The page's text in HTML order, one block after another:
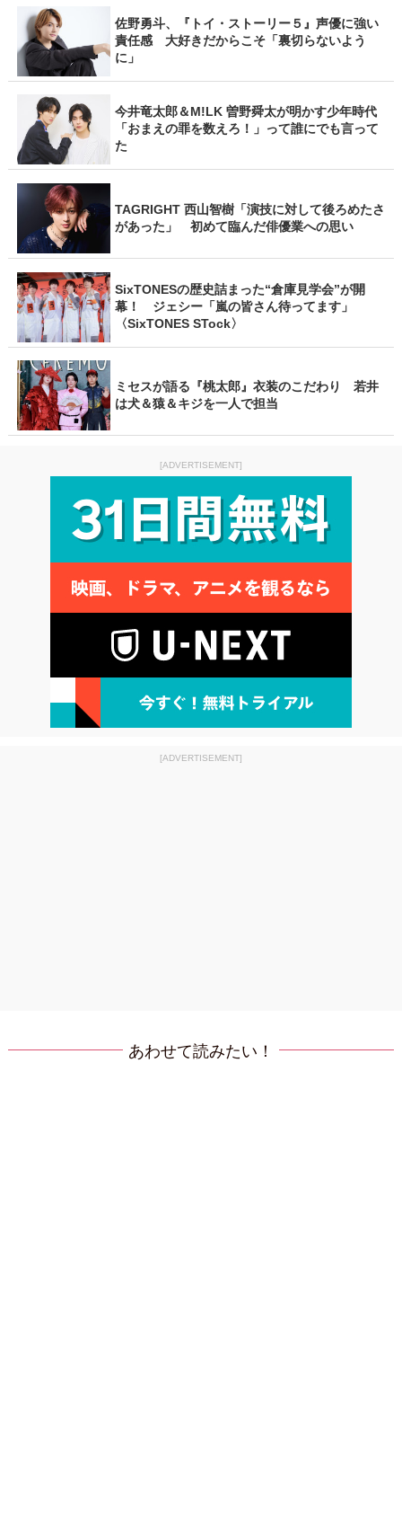
佐野勇斗、『トイ・ストーリー５』声優に強い
責任感 大好きだからこそ「裏切らないよう
に」
今井竜太郎＆M!LK 曽野舜太が明かす少年時代
「おまえの罪を数えろ！」って誰にでも言って
た
TAGRIGHT 西山智樹「演技に対して後ろめたさ
があった」 初めて臨んだ俳優業への思い
SixTONESの歴史詰まった“倉庫見学会”が開
幕！ ジェシー「嵐の皆さん待ってます」
〈SixTONES STock〉
ミセスが語る『桃太郎』衣装のこだわり 若井
は犬＆猿＆キジを一人で担当
[ADVERTISEMENT]
[ADVERTISEMENT]
あわせて読みたい！